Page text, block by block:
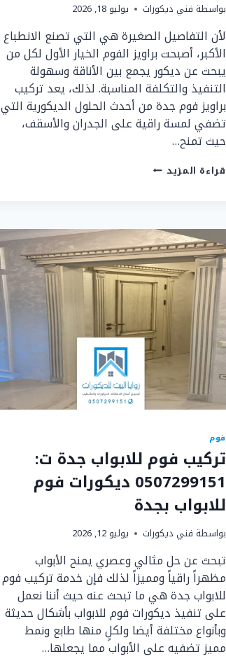
بواسطة فني ديكورات يوليو 18, 2026
لأن التفاصيل الصغيرة هي التي تصنع الانطباع
الأكبر، أصبحت براويز الفوم الخيار الأول لكل من
يبحث عن ديكور يجمع بين الأناقة وسهولة
التنفيذ والتكلفة المناسبة. لذلك، يعد تركيب
براويز فوم جدة من أحدث الحلول الديكورية التي
تضفي لمسة راقية على الجدران والأسقف،
حيث تمنح…
قراءة المزيد تركيب
0507299151
–
ديكورات
براويز
فوم
في
جدة
فوم
تركيب فوم للابواب جدة ت:
0507299151 ديكورات فوم
للابواب بجدة
بواسطة فني ديكورات يوليو 12, 2026
تبحث عن حل مثالي وعصري يمنح الأبواب
مظهراً راقياً ومميزاً لذلك فإن خدمة تركيب فوم
للابواب جدة هي ما تبحث عنه حيث أننا نعمل
على تنفيذ ديكورات فوم للابواب بأشكال حديثة
وبأنواع مختلفة أيضا ولكلٍ منها طابع ونمط
مميز تضفيه على الأبواب مما يجعلها…